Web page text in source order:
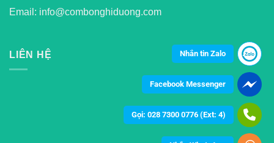
Email: info@combonghiduong.com
LIÊN HỆ Nhắn tin Zalo
Facebook Messenger
Gọi: 028 7300 0776 (Ext: 4)